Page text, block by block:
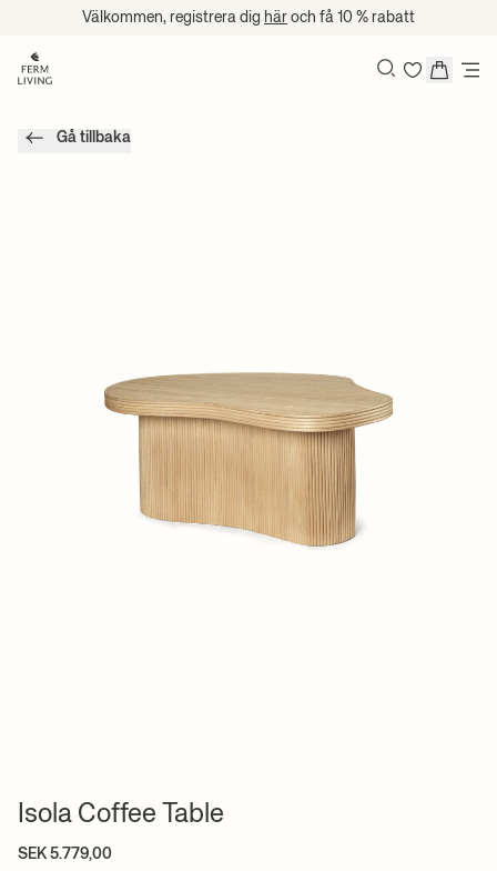
Hoppa till innehållVälkommen, registrera dig här och få 10 % rabatt
Gå tillbaka
Isola Coffee Table
SEK 5.779,00